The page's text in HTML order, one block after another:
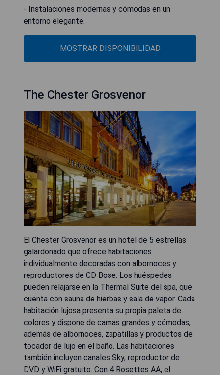
- Instalaciones modernas y cómodas en un
entorno elegante.
MOSTRAR DISPONIBILIDAD
The Chester Grosvenor
El Chester Grosvenor es un hotel de 5 estrellas
galardonado que ofrece habitaciones
individualmente decoradas con albornoces y
reproductores de CD Bose. Los huéspedes
pueden relajarse en la Thermal Suite del spa, que
cuenta con sauna de hierbas y sala de vapor. Cada
habitación lujosa presenta su propia paleta de
colores y dispone de camas grandes y cómodas,
además de albornoces, zapatillas y productos de
tocador de lujo en el baño. Las habitaciones
también incluyen canales Sky, reproductor de
DVD y WiFi gratuito. Con 4 Rosettes AA, el